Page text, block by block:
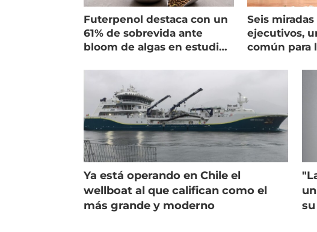
Futerpenol destaca con un
61% de sobrevida ante
bloom de algas en estudio
Seis
ejecutivos,
común para
Ya está operando en Chile el
wellboat al que califican como el
más grande y moderno